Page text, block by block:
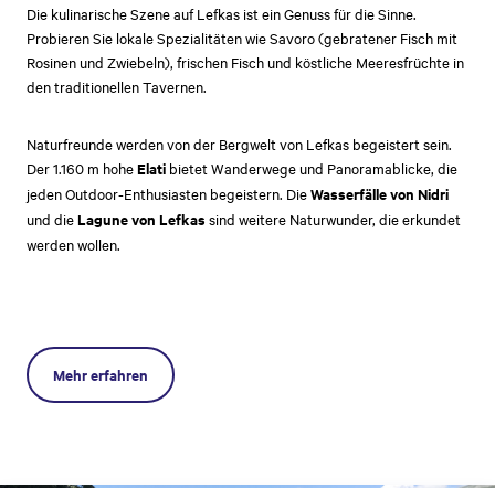
Die kulinarische Szene auf Lefkas ist ein Genuss für die Sinne.
Probieren Sie lokale Spezialitäten wie Savoro (gebratener Fisch mit
Rosinen und Zwiebeln), frischen Fisch und köstliche Meeresfrüchte in
den traditionellen Tavernen.
Naturfreunde werden von der Bergwelt von Lefkas begeistert sein.
Der 1.160 m hoheElati bietet Wanderwege und Panoramablicke, die
jeden Outdoor-Enthusiasten begeistern. DieWasserfälle von Nidri
und dieLagune von Lefkas sind weitere Naturwunder, die erkundet
werden wollen.
Mehr erfahren